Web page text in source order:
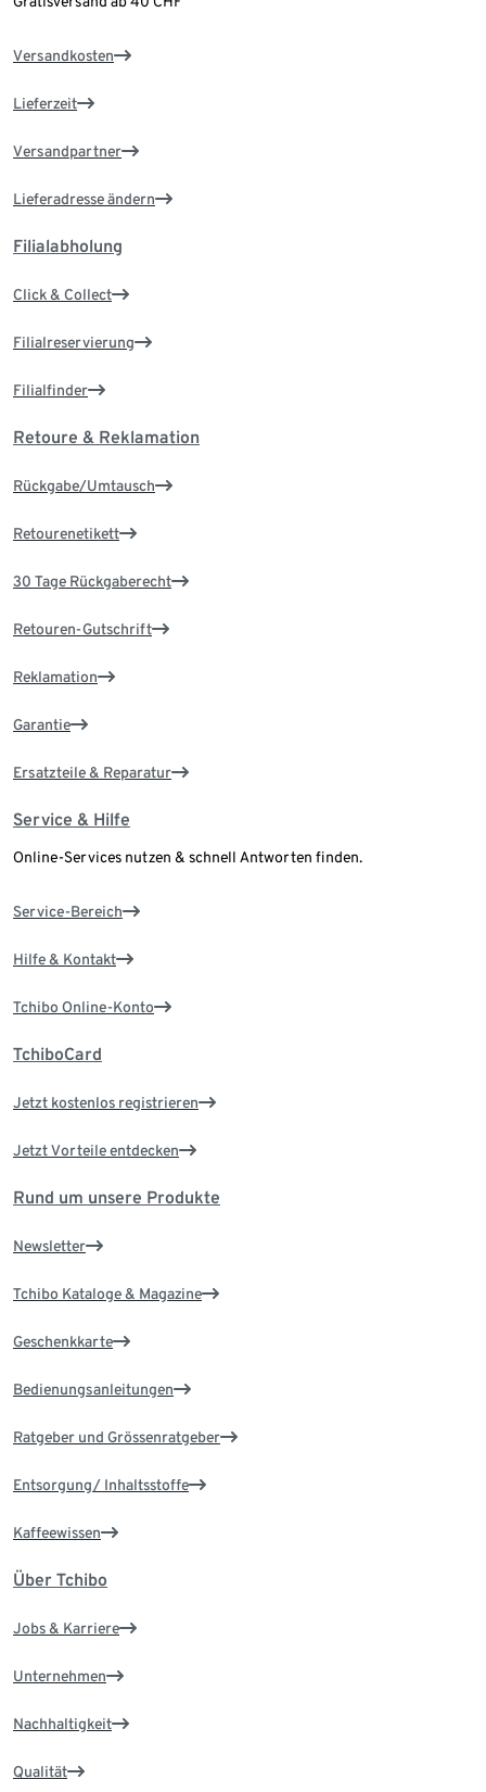
Versandkosten
Lieferzeit
Versandpartner
Lieferadresse ändern
Filialabholung
Click & Collect
Filialreservierung
Filialfinder
Retoure & Reklamation
Rückgabe/Umtausch
Retourenetikett
30 Tage Rückgaberecht
Retouren-Gutschrift
Reklamation
Garantie
Ersatzteile & Reparatur
Service & Hilfe
Online-Services nutzen & schnell Antworten finden.
Service-Bereich
Hilfe & Kontakt
Tchibo Online-Konto
TchiboCard
Jetzt kostenlos registrieren
Jetzt Vorteile entdecken
Rund um unsere Produkte
Newsletter
Tchibo Kataloge & Magazine
Geschenkkarte
Bedienungsanleitungen
Ratgeber und Grössenratgeber
Entsorgung/ Inhaltsstoffe
Kaffeewissen
Über Tchibo
Jobs & Karriere
Unternehmen
Nachhaltigkeit
Qualität